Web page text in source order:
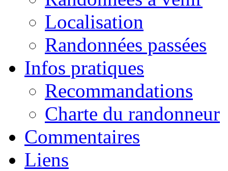
Localisation
Randonnées passées
Infos pratiques
Recommandations
Charte du randonneur
Commentaires
Liens